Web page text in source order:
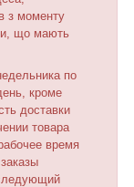
з моменту
що мають
по
кроме
доставки
товара
время